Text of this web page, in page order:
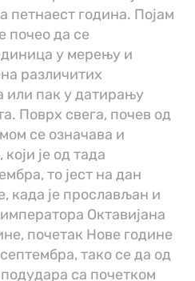
петнаест година. Појам
почео да се
у мерењу и
различитих
или пак у датирању
Поврх свега, почев од
се означава и
је од тада
то јест на дан
када је прослављан и
Октавијана
почетак Нове године
тако се да од
са почетком